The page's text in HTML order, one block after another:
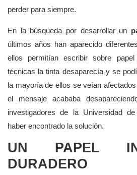
perder para siempre.
En la búsqueda por desarrollar un
últimos años han aparecido
ellos permitían escribir sobre
técnicas la tinta desaparecía y se
la mayoría de ellos se veían
el mensaje acababa
investigadores de la Universidad
haber encontrado la solución.
UN PAPEL
DURADERO